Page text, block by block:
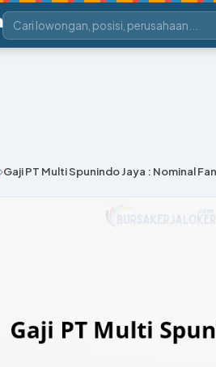
Gaji PT Multi Spunindo Jaya : Nominal